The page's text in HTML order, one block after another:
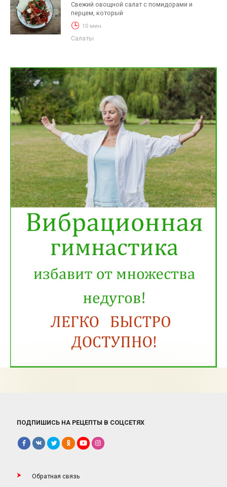
Свежий овощной салат с помидорами и
перцем, который
10 мин.
Салаты
ПОДПИШИСЬ НА РЕЦЕПТЫ В СОЦСЕТЯХ
Обратная связь